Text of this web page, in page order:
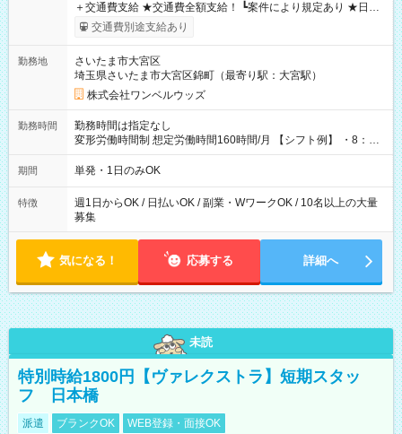
＋交通費支給 ★交通費全額支給！ ┗案件により規定あり ★日払
いOK！（規定あり） ┗働いたその日に現金GET♪ お仕事後はコ
ンビニATMから 日払い分を引き落とせます！ 【試用期間】試
交通費別途支給あり
勤務地
さいたま市大宮区
埼玉県さいたま市大宮区錦町（最寄り駅：大宮駅）
株式会社ワンベルウッズ
勤務時間
勤務時間は指定なし
変形労働時間制 想定労働時間160時間/月 【シフト例】 ・8：00
～21：00
期間 単発・1日のみOK
特徴
週1日からOK / 日払いOK / 副業・WワークOK / 10名以上の大量
募集
気になる！ 応募する 詳細へ
未読
特別時給1800円【ヴァレクストラ】短期スタッ
フ 日本橋
派遣 ブランクOK WEB登録・面接OK